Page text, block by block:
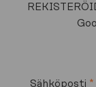
Sähköposti *